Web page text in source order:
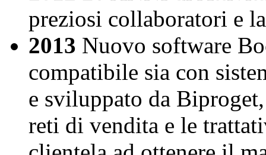
preziosi collaboratori e
2013 Nuovo software
compatibile sia con
e sviluppato da
reti di vendita e le